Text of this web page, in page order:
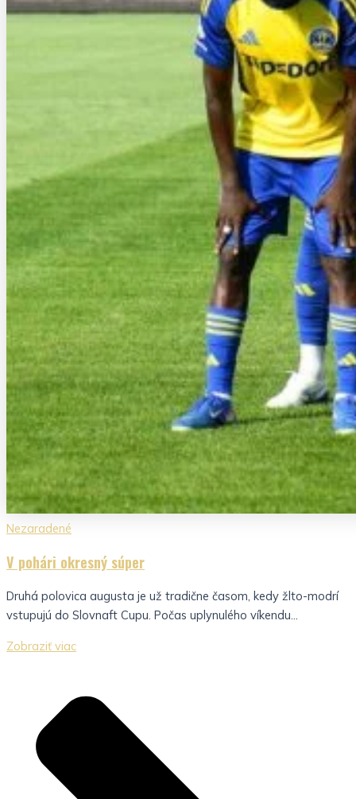
Nezaradené
V pohári okresný súper
Druhá polovica augusta je už tradične časom, kedy žlto-modrí
vstupujú do Slovnaft Cupu. Počas uplynulého víkendu...
Zobraziť viac